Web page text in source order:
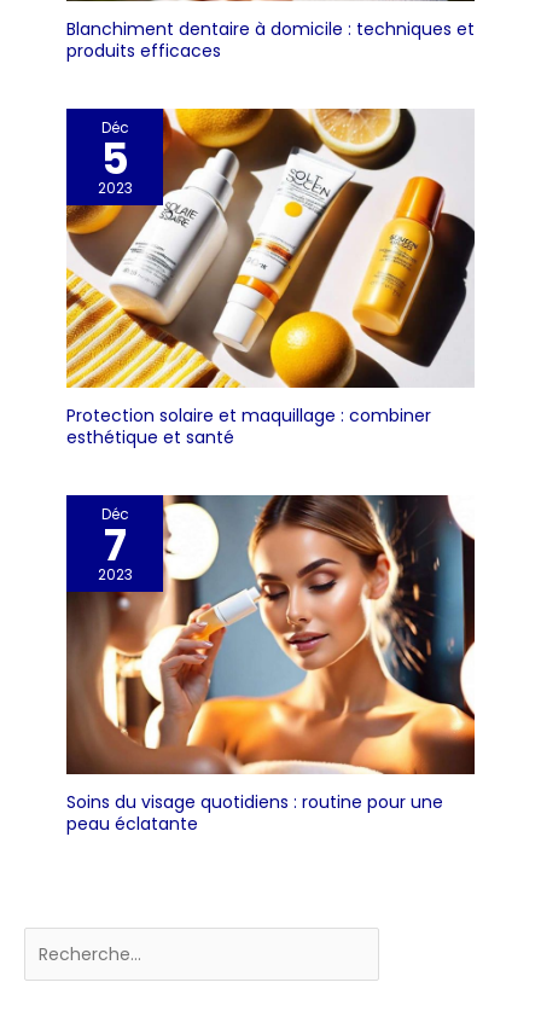
Blanchiment dentaire à domicile : techniques et
produits efficaces
Déc
5
2023
Protection solaire et maquillage : combiner
esthétique et santé
Déc
7
2023
Soins du visage quotidiens : routine pour une
peau éclatante
Rechercher